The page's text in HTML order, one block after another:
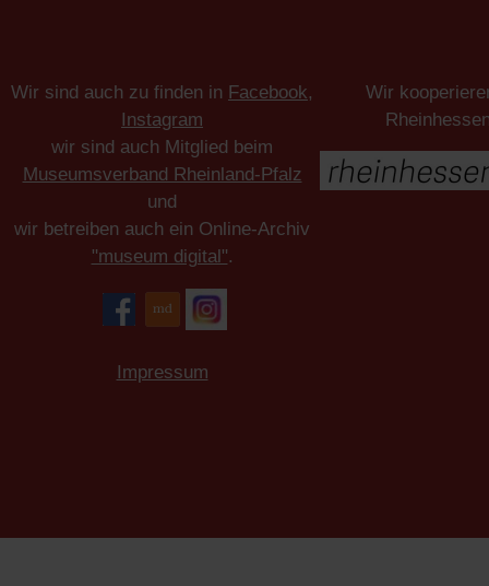
Wir sind auch zu finden in Facebook,
Instagram
wir sind auch Mitglied beim
Museumsverband Rheinland-Pfalz
und
wir betreiben auch ein Online-Archiv
"museum digital".
Impressum
Wir